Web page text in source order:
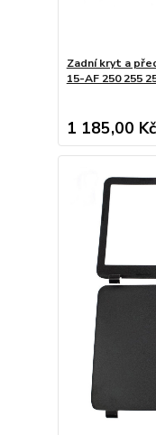
Zadní kryt a
15-AF 250 255
1 185,00 Kč